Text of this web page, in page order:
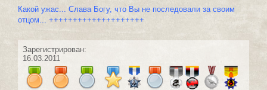
Какой ужас... Слава Богу, что Вы не последовали за своим
отцом... ++++++++++++++++++++
Зарегистрирован:
16.03.2011